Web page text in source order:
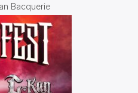
Bacquerie